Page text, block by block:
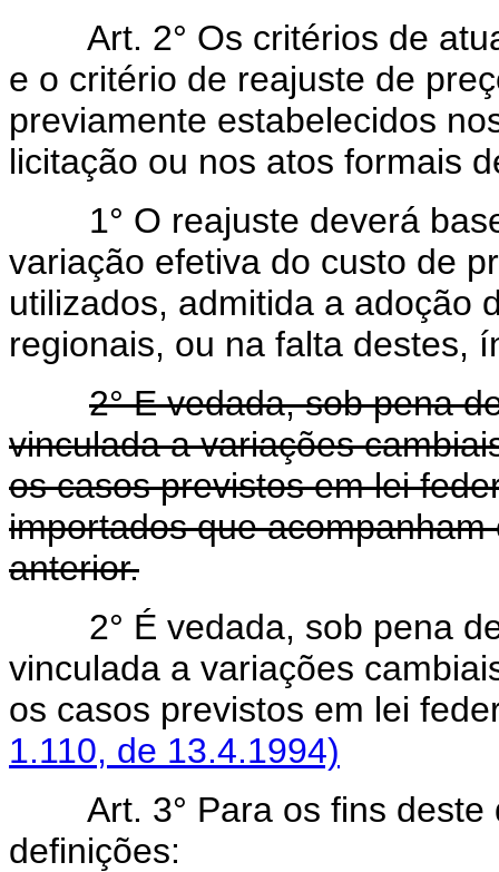
Art. 2° Os critérios de
e o critério de reajuste de
previamente estabelecidos
licitação ou nos atos formais
1° O reajuste deverá
variação efetiva do custo de
utilizados, admitida a adoção
regionais, ou na falta destes,
2° E vedada, sob pena
vinculada a variações
os casos previstos em lei
importados que
anterior.
2° É vedada, sob pena
vinculada a variações
os casos previstos em lei
1.110, de 13.4.1994)
Art. 3° Para os fins deste
definições: